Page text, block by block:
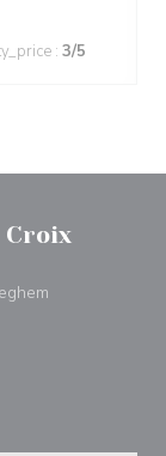
: 3/5
Croix
((abre numa